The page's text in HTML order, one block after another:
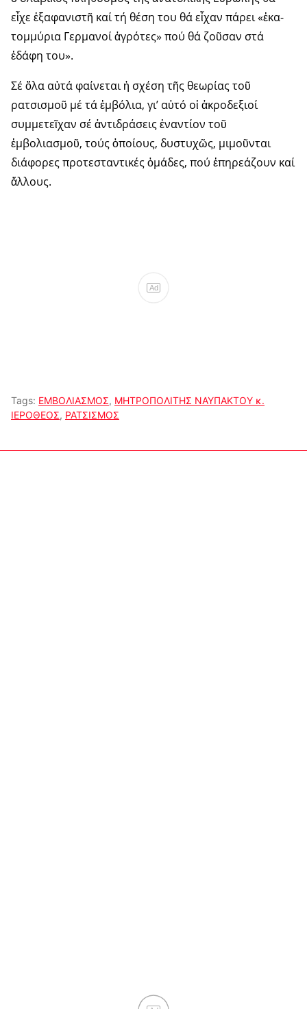
εἶχε ἐξαφανιστῆ καί τή θέση του θά εἶχαν πάρει «ἑκα­
τομμύρια Γερμανοί ἀγρότες» πού θά ζοῦσαν στά
ἐδάφη του».
Σέ ὅλα αὐτά φαίνεται ἡ σχέση τῆς θεωρίας τοῦ
ρατσισμοῦ μέ τά ἐμβόλια, γι’ αὐτό οἱ ἀκροδεξιοί
συμμετεῖχαν σέ ἀντιδράσεις ἐναντίον τοῦ
ἐμβολιασμοῦ, τούς ὁποίους, δυστυχῶς, μιμοῦνται
διάφορες προτεσταντικές ὁμάδες, πού ἐπη­ρεά­ζουν καί
ἄλλους.
Ad
Tags: ΕΜΒΟΛΙΑΣΜΟΣ, ΜΗΤΡΟΠΟΛΙΤΗΣ ΝΑΥΠΑΚΤΟΥ κ.
ΙΕΡΟΘΕΟΣ, ΡΑΤΣΙΣΜΟΣ